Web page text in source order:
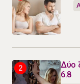
Δύο
6.8